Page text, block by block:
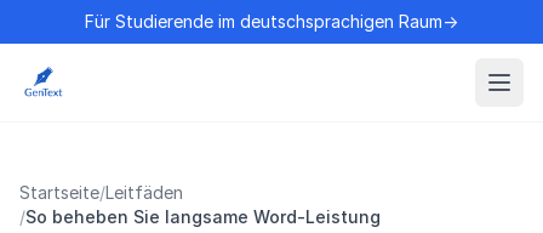
Für Studierende im deutschsprachigen Raum→
Startseite/Leitfäden
/So beheben Sie langsame Word-Leistung